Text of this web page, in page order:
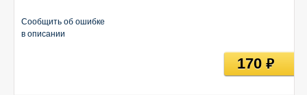
Сообщить об ошибке
в описании
170руб